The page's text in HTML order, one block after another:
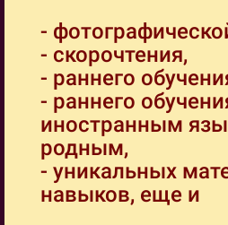
-
- скорочтения,
- раннего
- раннего
иностранным
родным,
- уникальных
навыков, еще и